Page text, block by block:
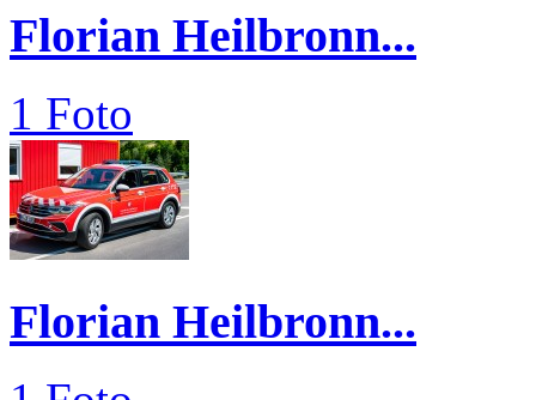
Florian Heilbronn...
1 Foto
Florian Heilbronn...